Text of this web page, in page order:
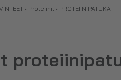
• Proteiinit • PROTEIINIPATUKAT